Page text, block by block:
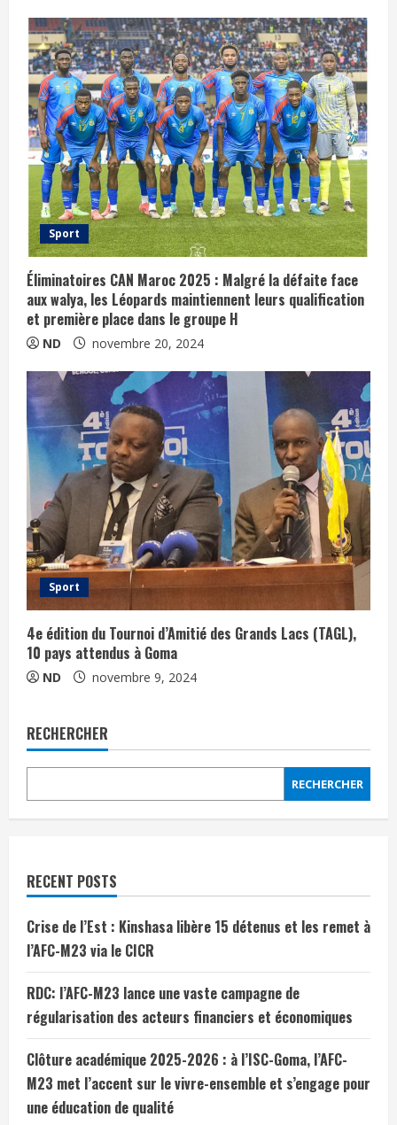
Sport
Éliminatoires CAN Maroc 2025 : Malgré la défaite face
aux walya, les Léopards maintiennent leurs qualification
et première place dans le groupe H
ND novembre 20, 2024
Sport
4e édition du Tournoi d’Amitié des Grands Lacs (TAGL),
10 pays attendus à Goma
ND novembre 9, 2024
RECHERCHER
RECHERCHER
RECENT POSTS
Crise de l’Est : Kinshasa libère 15 détenus et les remet à
l’AFC-M23 via le CICR
RDC: l’AFC-M23 lance une vaste campagne de
régularisation des acteurs financiers et économiques
Clôture académique 2025-2026 : à l’ISC-Goma, l’AFC-
M23 met l’accent sur le vivre-ensemble et s’engage pour
une éducation de qualité